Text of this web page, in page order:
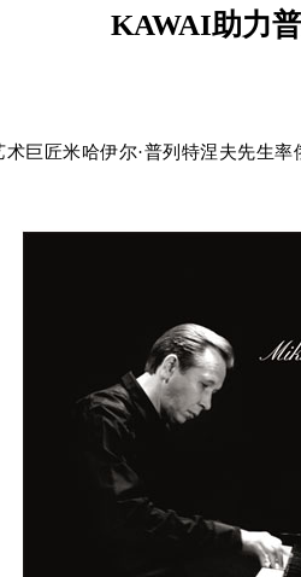
KAWAI助力
巨匠米哈伊尔·普列特涅夫先生率